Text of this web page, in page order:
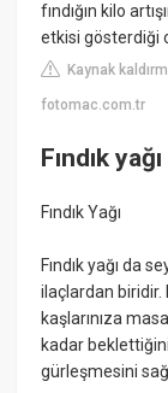
fındığın kilo
etkisi gösterdiği
Kaynak
fotomac.com.tr
Fındık
Fındık Yağı
Fındık yağı da
ilaçlardan biridir.
kaşlarınıza
kadar
gürleşmesini